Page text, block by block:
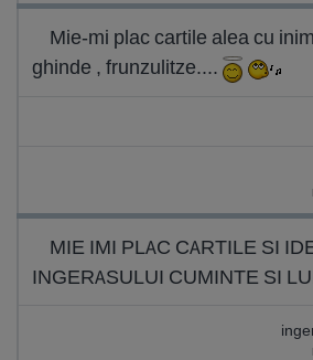
Mie-mi plac cartile alea cu
ghinde , frunzulitze....
MIE IMI PLAC CARTILE SI
INGERASULUI CUMINTE SI